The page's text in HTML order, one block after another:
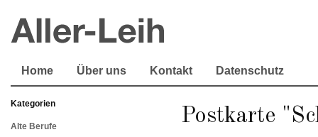
Home Über uns Kontakt Datenschutz
Kategorien
Alte Berufe
Postkarte